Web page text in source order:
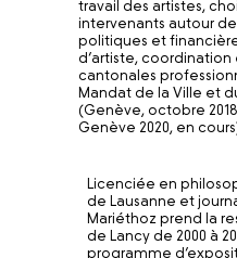
travail des artistes,
intervenants autour
politiques et
d’artiste,
cantonales
Mandat de la Ville et
(Genève, octobre
Genève 2020, en
Licenciée en
de Lausanne et
Mariéthoz prend la
de Lancy de 2000 à
programme